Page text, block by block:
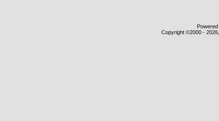
Copyright ©2000 -